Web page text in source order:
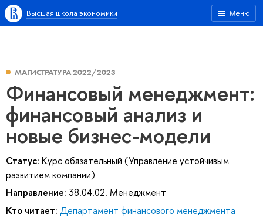
Меню
Высшая школа экономики
МАГИСТРАТУРА 2022/2023
Финансовый менеджмент:
финансовый анализ и
новые бизнес-модели
Статус: Курс обязательный (Управление устойчивым
развитием компании)
Направление: 38.04.02. Менеджмент
Кто читает: Департамент финансового менеджмента